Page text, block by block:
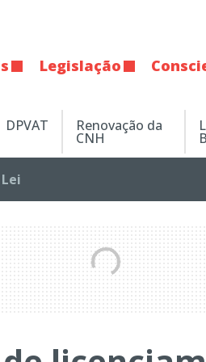
Legislação
DPVAT Renovação da
CNH